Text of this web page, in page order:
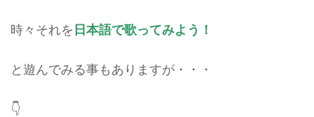
時々それを 日本語で歌ってみよう！
と遊んでみる事もありますが・・・
👇